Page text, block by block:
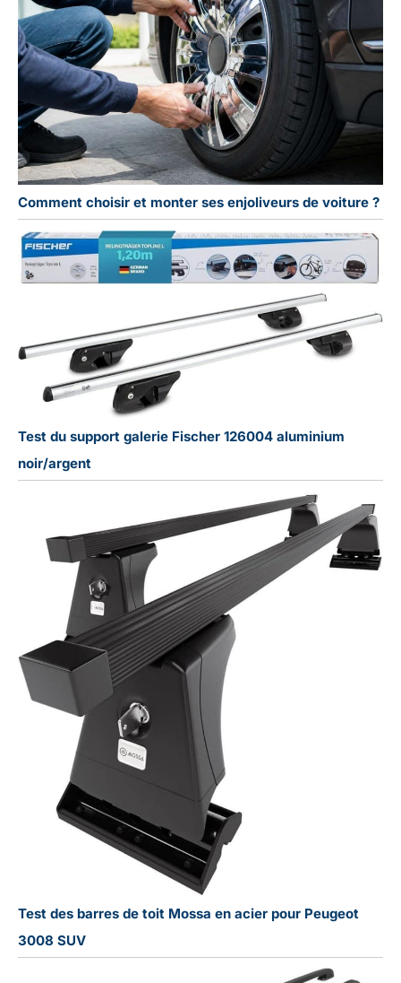
Comment choisir et monter ses enjoliveurs de voiture ?
Test du support galerie Fischer 126004 aluminium
noir/argent
Test des barres de toit Mossa en acier pour Peugeot
3008 SUV